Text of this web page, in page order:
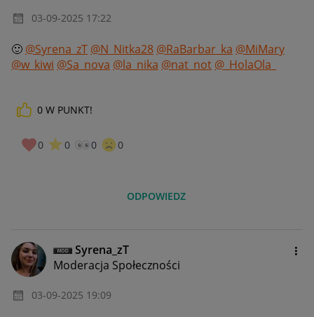
‎03-09-2025 17:22
🙂 @Syrena_zT @N_Nitka28 @RaBarbar_ka @MiMary
@w_kiwi @Sa_nova @la_nika @nat_not @_HolaOla_
0 W PUNKT!
0 0 0 0
ODPOWIEDZ
Syrena_zT
Moderacja Społeczności
‎03-09-2025 19:09